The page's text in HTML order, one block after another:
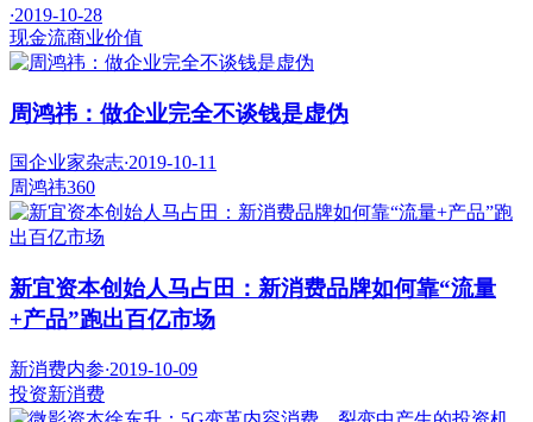
·2019-10-28
现金流商业价值
周鸿祎：做企业完全不谈钱是虚伪
国企业家杂志·2019-10-11
周鸿祎360
新宜资本创始人马占田：新消费品牌如何靠“流量
+产品”跑出百亿市场
新消费内参·2019-10-09
投资新消费